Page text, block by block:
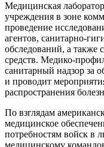
Медицинская
учреждения в зоне
проведение
агентов, санитарно-
обследований, а также
средств. Медико-
санитарный надзор за
и проводит
распространения
По взглядам
медицинское
потребностям войск в
медицинскому